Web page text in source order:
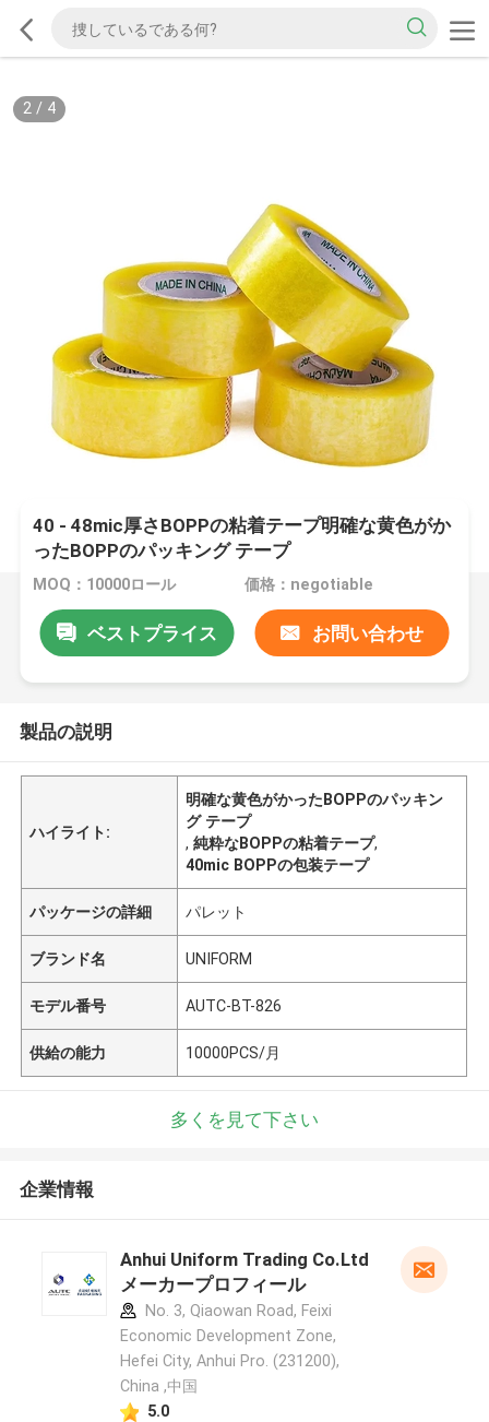
2/ 4
40 - 48mic厚さBOPPの粘着テープ明確な黄色がか
ったBOPPのパッキング テープ
MOQ：10000ロール 価格：negotiable
ベストプライス お問い合わせ
製品の説明
ハイライト:
明確な黄色がかったBOPPのパッキン
グ テープ
,純粋なBOPPの粘着テープ,
40mic BOPPの包装テープ
パッケージの詳細 パレット
ブランド名 UNIFORM
モデル番号 AUTC-BT-826
供給の能力 10000PCS/月
多くを見て下さい
企業情報
Anhui Uniform Trading Co.Ltd
メーカープロフィール
No. 3, Qiaowan Road, Feixi
Economic Development Zone,
Hefei City, Anhui Pro. (231200),
China ,中国
5.0